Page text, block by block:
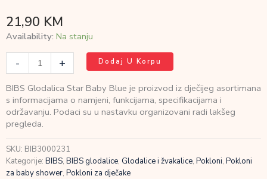
21,90 KM
Availability: Na stanju
-
Glodalica
Baby
Blue
količina
+ Dodaj U Korpu
BIBS Glodalica Star Baby Blue je proizvod iz dječijeg asortimana
s informacijama o namjeni, funkcijama, specifikacijama i
održavanju. Podaci su u nastavku organizovani radi lakšeg
pregleda.
SKU: BIB3000231
Kategorije: BIBS, BIBS glodalice, Glodalice i žvakalice, Pokloni, Pokloni
za baby shower, Pokloni za dječake